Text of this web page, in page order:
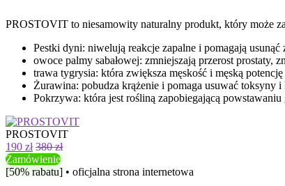
PROSTOVIT to niesamowity naturalny produkt, który może
Pestki dyni: niwelują reakcje zapalne i pomagają
owoce palmy sabałowej: zmniejszają przerost prostaty,
trawa tygrysia: która zwiększa męskość i męską
Żurawina: pobudza krążenie i pomaga usuwać toksyny
Pokrzywa: która jest rośliną zapobiegającą
PROSTOVIT
190 zł 380 zł
Zamówienie
[50% rabatu] • oficjalna strona internetowa